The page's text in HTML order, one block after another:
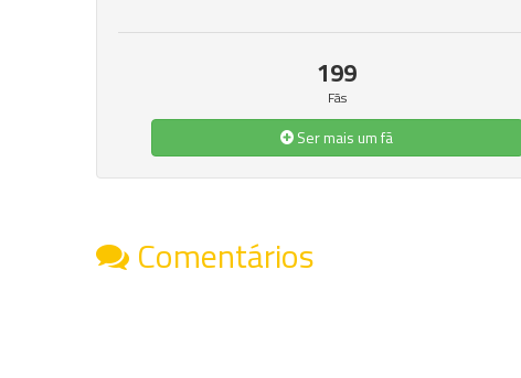
199
Fãs
Ser mais um fã
Comentários